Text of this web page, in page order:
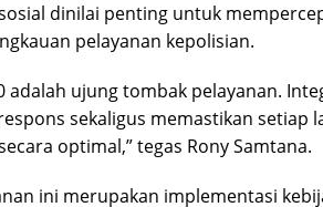
dinilai penting untuk
pelayanan kepolisian.
adalah ujung tombak pelayanan.
sekaligus memastikan setiap
optimal,” tegas Rony Samtana.
ini merupakan implementasi